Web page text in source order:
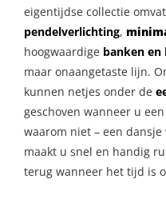
eigentijdse collectie
pendelverlichting,
hoogwaardige banken
maar onaangetaste lijn.
kunnen netjes onder de
geschoven wanneer u
waarom niet – een
maakt u snel en handig
terug wanneer het tijd is